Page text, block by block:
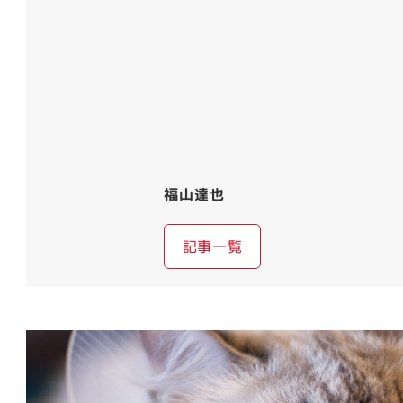
福山達也
記事一覧